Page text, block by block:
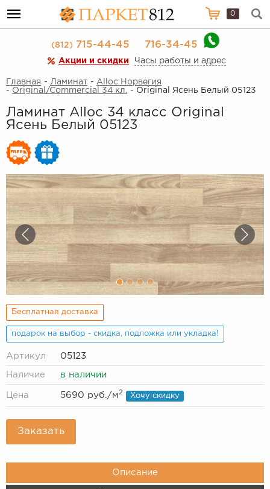
0
(812)715-44-45 716-34-45
Акции и скидки Часы работы и адрес
Главная - Ламинат - Alloc Норвегия
- Original/Commercial 34 кл. - Original Ясень Белый 05123
Ламинат Alloc 34 класс Original
Ясень Белый 05123
Бесплатная доставка
подарок на выбор - скидка, подложка или укладка!
Артикул 05123
Наличие в наличии
Цена 5690 руб./м2 Хочу скидку
Заказать
Описание